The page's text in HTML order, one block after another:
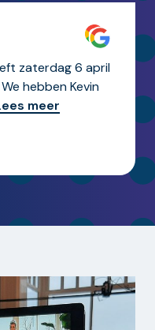
zaterdag 6 april
hebben Kevin
meer